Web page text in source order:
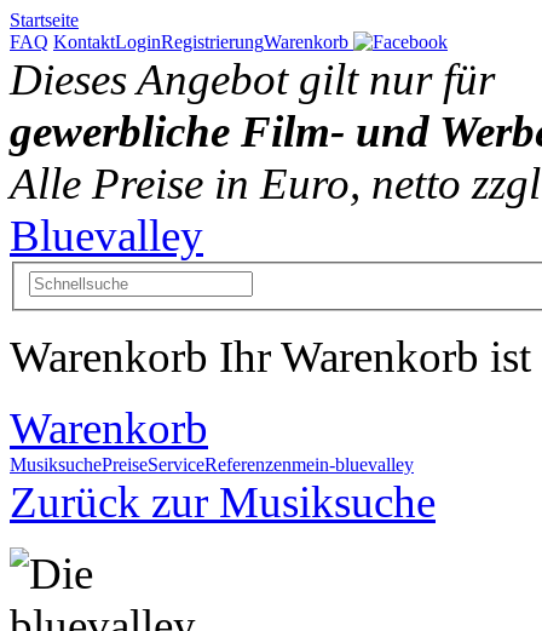
Startseite
FAQ KontaktLoginRegistrierungWarenkorb
Dieses Angebot gilt nur für
gewerbliche Film- und
Alle Preise in Euro, netto
Bluevalley
Warenkorb Ihr Warenkorb ist
Warenkorb
MusiksuchePreiseServiceReferenzenmein-bluevalley
Zurück zur Musiksuche